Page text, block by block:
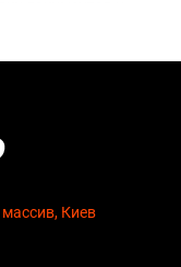
Киев
без скрытых
полностью
Киев